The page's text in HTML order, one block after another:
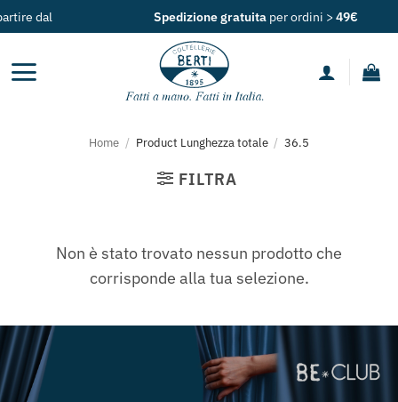
Salta
ai
contenuti
Spedizione gratuitaper ordini >49€
Home / Product Lunghezza totale / 36.5
FILTRA
Non è stato trovato nessun prodotto che
corrisponde alla tua selezione.